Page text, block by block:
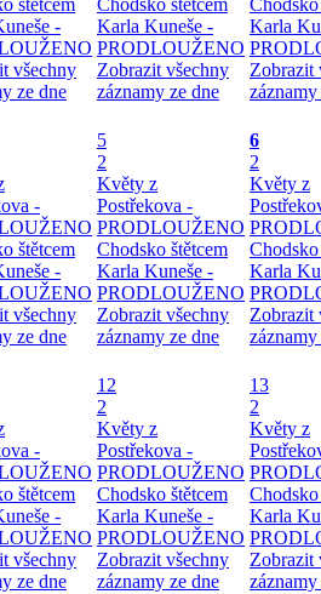
štětcem
-
všechny
ze dne
Chodsko štětcem
Karla Kuneše -
PRODLOUŽENO
Zobrazit všechny
záznamy ze dne
Chodsko
Karla
Zobrazit
-
štětcem
-
všechny
ze dne
5
2
Květy z
Postřekova -
PRODLOUŽENO
Chodsko štětcem
Karla Kuneše -
PRODLOUŽENO
Zobrazit všechny
záznamy ze dne
6
2
Květy z
Chodsko
Karla
Zobrazit
-
štětcem
-
všechny
ze dne
12
2
Květy z
Postřekova -
PRODLOUŽENO
Chodsko štětcem
Karla Kuneše -
PRODLOUŽENO
Zobrazit všechny
záznamy ze dne
13
2
Květy z
Chodsko
Karla
Zobrazit